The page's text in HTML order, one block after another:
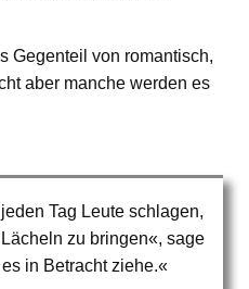
Gegenteil von romantisch,
aber manche werden es
Tag Leute schlagen,
zu bringen«, sage
in Betracht ziehe.«